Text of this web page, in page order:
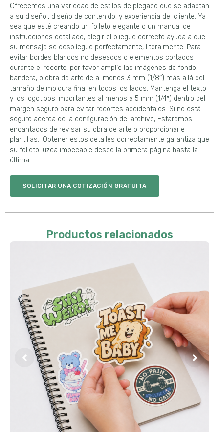
Ofrecemos una variedad de estilos de plegado que se adaptan
a su diseño., diseño de contenido, y experiencia del cliente. Ya
sea que esté creando un folleto elegante o un manual de
instrucciones detallado, elegir el pliegue correcto ayuda a que
su mensaje se despliegue perfectamente, literalmente. Para
evitar bordes blancos no deseados o elementos cortados
durante el recorte, por favor amplíe las imágenes de fondo,
bandera, o obra de arte de al menos 3 mm (1/8″) más allá del
tamaño de moldura final en todos los lados. Mantenga el texto
y los logotipos importantes al menos a 5 mm (1/4″) dentro del
margen seguro para evitar recortes accidentales. Si no está
seguro acerca de la configuración del archivo, Estaremos
encantados de revisar su obra de arte o proporcionarle
plantillas.. Obtener estos detalles correctamente garantiza que
su folleto luzca impecable desde la primera página hasta la
última..
SOLICITAR UNA COTIZACIÓN GRATUITA
Productos relacionados